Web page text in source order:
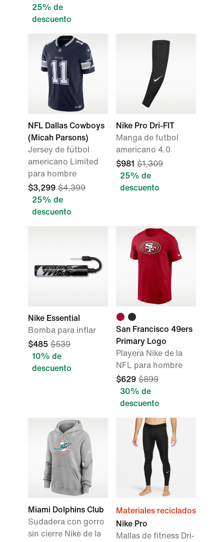
25% de
descuento
NFL Dallas Cowboys
(Micah Parsons)
Jersey de fútbol
americano Limited
para hombre
$3,299 $4,399
25% de
descuento
Nike Pro Dri-FIT
Manga de futbol
americano 4.0
$981 $1,309
25% de
descuento
Nike Essential
Bomba para inflar
$485 $539
10% de
descuento
San Francisco 49ers
Primary Logo
Playera Nike de la
NFL para hombre
$629 $899
30% de
descuento
Miami Dolphins Club
Sudadera con gorro
sin cierre Nike de la
Materiales reciclados
Nike Pro
Mallas de fitness Dri-